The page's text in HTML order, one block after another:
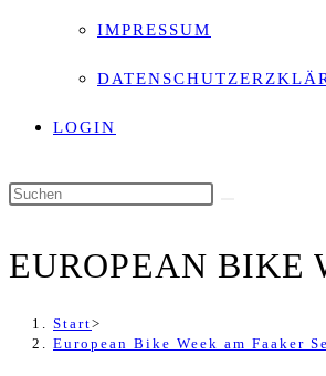
IMPRESSUM
LOGIN
Diese
EUROPEAN BIKE
Start>
European Bike Week am Faaker